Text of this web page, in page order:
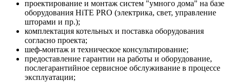
проектирование и монтаж систем "умного дома" на базе
оборудования HiTE PRO (электрика, свет, управление
шторами и пр.);
комплектация котельных и поставка оборудования
согласно проекта;
шеф-монтаж и техническое консультирование;
предоставление гарантии на работы и оборудование,
послегарантийное сервисное обслуживание в процессе
эксплуатации;